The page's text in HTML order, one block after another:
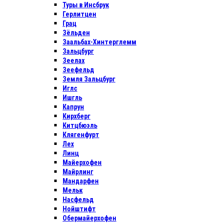
Туры в Инсбрук
Герлитцен
Грац
Зёльден
Заальбах-Хинтерглемм
Зальцбург
Зеелах
Зеефельд
Земля Зальцбург
Иглс
Ишгль
Капрун
Кирхберг
Китцбюэль
Клягенфурт
Лех
Линц
Майерхофен
Майрлинг
Мандарфен
Мельк
Насфельд
Нойштифт
Обермайерхофен